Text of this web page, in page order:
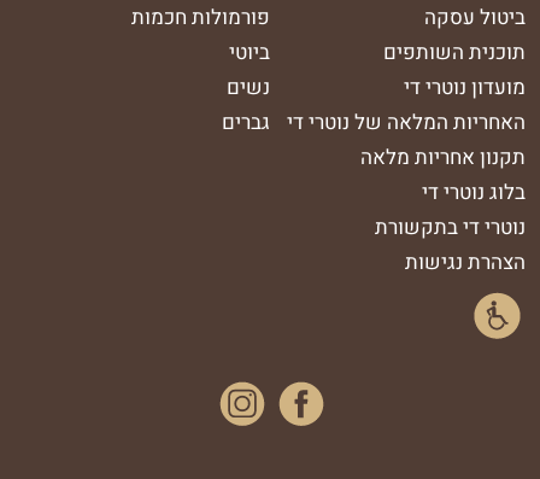
ביטול עסקה
תוכנית השותפים
מועדון נוטרי די
האחריות המלאה של נוטרי די
תקנון אחריות מלאה
בלוג נוטרי די
נוטרי די בתקשורת
הצהרת נגישות
פורמולות חכמות
ביוטי
נשים
גברים